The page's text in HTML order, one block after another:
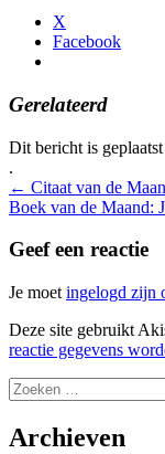
X
Facebook
Gerelateerd
Dit bericht is
.
Bericht
navigatie
← Citaat van de
Boek van de Maand:
Geef een reactie
Je moet ingelogd zijn
Deze site gebruikt
reactie gegevens
Zoeken
naar:
Archieven